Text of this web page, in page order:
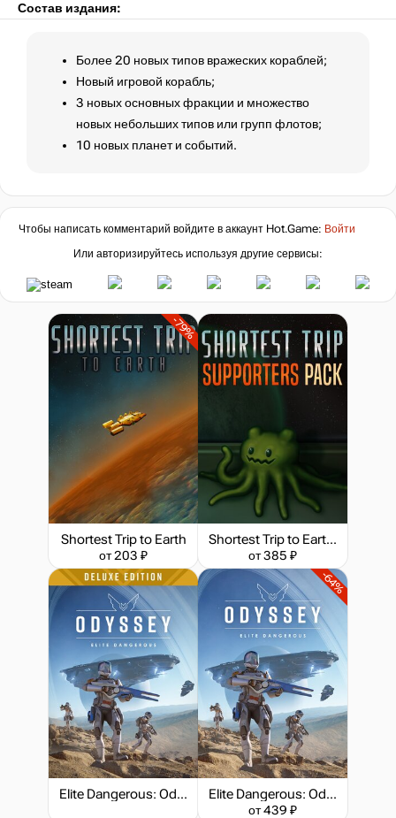
Состав издания:
Более 20 новых типов вражеских кораблей;
Новый игровой корабль;
3 новых основных фракции и множество
новых небольших типов или групп флотов;
10 новых планет и событий.
Чтобы написать комментарий войдите в аккаунт Hot.Game: Войти
Или авторизируйтесь используя другие сервисы:
-79%
Shortest Trip to Earth
от 203 ₽
Shortest Trip to Earth - Supporters Pack
от 385 ₽
Elite Dangerous: Odyssey - Deluxe Edition
-64%
Elite Dangerous: Odyssey
от 439 ₽